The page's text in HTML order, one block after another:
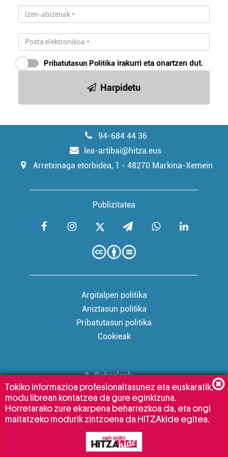
Pribatutasun Politika irakurri eta onartzen dut.
Harpidetu
94-684 44 36
lea-artibai@hitza.eus
Arretxinaga etorbidea, 1 - 48270 Markina-Xemein
Publizitatea
Argitalpen politika
Aniztasun politika
Pribatutasun politika
Cookieak
Babesleak:
Tokiko informazioa profesionaltasunez eta euskaratik,
modu librean kontatzea da gure eginkizuna.
Horretarako zure ekarpena beharrezkoa da, eta ongi
maitatzeko modurik zintzoena da HITZAkide egitea.